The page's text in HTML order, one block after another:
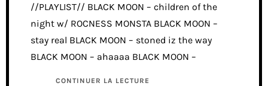
//PLAYLIST// BLACK MOON – children of the
night w/ ROCNESS MONSTA BLACK MOON –
stay real BLACK MOON – stoned iz the way
BLACK MOON – ahaaaa BLACK MOON –
CONTINUER LA LECTURE